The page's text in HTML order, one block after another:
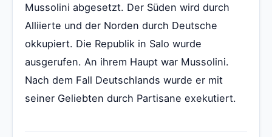
Mussolini abgesetzt. Der Süden wird durch
Alliierte und der Norden durch Deutsche
okkupiert. Die Republik in Salo wurde
ausgerufen. An ihrem Haupt war Mussolini.
Nach dem Fall Deutschlands wurde er mit
seiner Geliebten durch Partisane exekutiert.